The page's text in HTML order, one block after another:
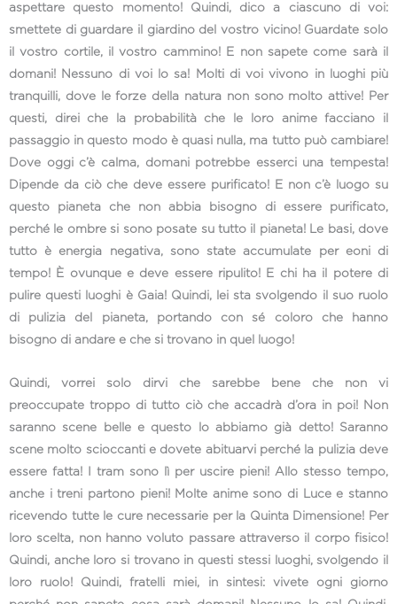
aspettare questo momento! Quindi, dico a ciascuno di voi:
smettete di guardare il giardino del vostro vicino! Guardate solo
il vostro cortile, il vostro cammino! E non sapete come sarà il
domani! Nessuno di voi lo sa! Molti di voi vivono in luoghi più
tranquilli, dove le forze della natura non sono molto attive! Per
questi, direi che la probabilità che le loro anime facciano il
passaggio in questo modo è quasi nulla, ma tutto può cambiare!
Dove oggi c’è calma, domani potrebbe esserci una tempesta!
Dipende da ciò che deve essere purificato! E non c’è luogo su
questo pianeta che non abbia bisogno di essere purificato,
perché le ombre si sono posate su tutto il pianeta! Le basi, dove
tutto è energia negativa, sono state accumulate per eoni di
tempo! È ovunque e deve essere ripulito! E chi ha il potere di
pulire questi luoghi è Gaia! Quindi, lei sta svolgendo il suo ruolo
di pulizia del pianeta, portando con sé coloro che hanno
bisogno di andare e che si trovano in quel luogo!
Quindi, vorrei solo dirvi che sarebbe bene che non vi
preoccupate troppo di tutto ciò che accadrà d’ora in poi! Non
saranno scene belle e questo lo abbiamo già detto! Saranno
scene molto scioccanti e dovete abituarvi perché la pulizia deve
essere fatta! I tram sono lì per uscire pieni! Allo stesso tempo,
anche i treni partono pieni! Molte anime sono di Luce e stanno
ricevendo tutte le cure necessarie per la Quinta Dimensione! Per
loro scelta, non hanno voluto passare attraverso il corpo fisico!
Quindi, anche loro si trovano in questi stessi luoghi, svolgendo il
loro ruolo! Quindi, fratelli miei, in sintesi: vivete ogni giorno